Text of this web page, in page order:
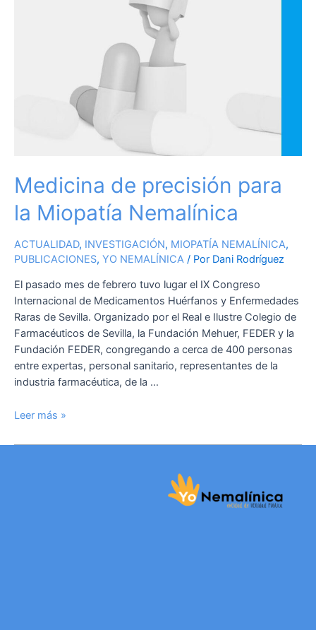
Medicina de precisión para
la Miopatía Nemalínica
ACTUALIDAD, INVESTIGACIÓN, MIOPATÍA NEMALÍNICA,
PUBLICACIONES, YO NEMALÍNICA / Por Dani Rodríguez
El pasado mes de febrero tuvo lugar el IX Congreso
Internacional de Medicamentos Huérfanos y Enfermedades
Raras de Sevilla. Organizado por el Real e Ilustre Colegio de
Farmacéuticos de Sevilla, la Fundación Mehuer, FEDER y la
Fundación FEDER, congregando a cerca de 400 personas
entre expertas, personal sanitario, representantes de la
industria farmacéutica, de la …
Leer más »